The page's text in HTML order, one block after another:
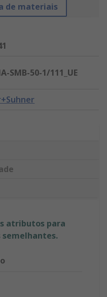
de materiais
SMB-50-1/111_UE
atributos para